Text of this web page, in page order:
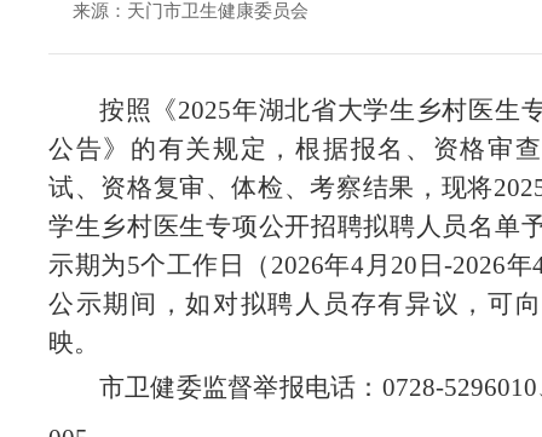
来源：天门市卫生健康委员会
按照《2025年湖北省大学生乡村医生
公告》的有关规定，根据报名、资格审
试、资格复审、体检、考察结果，现将
学生乡村医生专项公开招聘拟聘人员名单
示期为5个工作日（2026年4月20日-2026年
公示期间，如对拟聘人员存有异议，可
映。
市卫健委监督举报电话：0728-5296010